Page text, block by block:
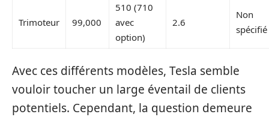
Trimoteur 99,000
510 (710
avec
option)
2.6
Non
spécifié
Avec ces différents modèles, Tesla semble
vouloir toucher un large éventail de clients
potentiels. Cependant, la question demeure